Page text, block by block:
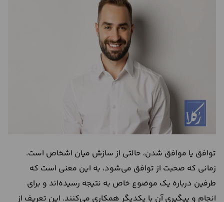
توافق یا موافق شدن، حالتی از سازش میان اشخاص است.
زمانی که صحبت از توافق می‌شود، به این معنی است که
طرفین درباره یک موضوع خاص به نتیجه رسیده‌اند و برای
انجام و پیگیری آن با یکدیگر همکاری می‌کنند. این تعریف از